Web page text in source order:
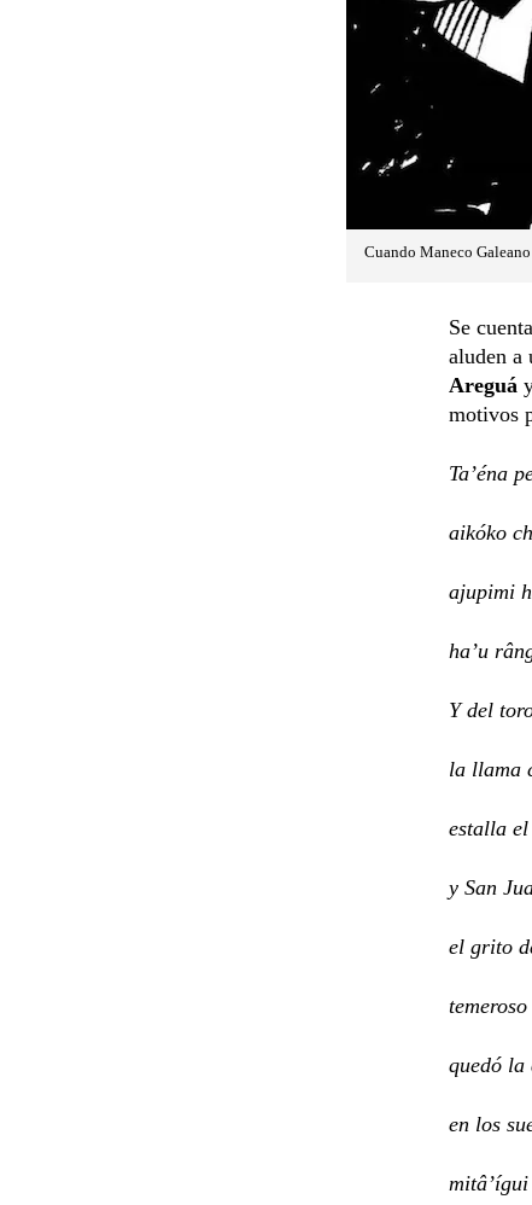
Cuando Maneco
Se
aluden a
Areguá
motivos
Ta’éna
aikóko
ajupimi
ha’u
Y del
la llama
estalla
y San
el grito
quedó la
en los